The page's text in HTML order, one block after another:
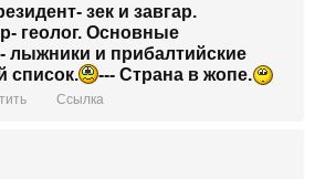
зек и завгар.
геолог. Основные
лыжники и прибалтийские
список.
--- Страна в жопе.
Ссылка